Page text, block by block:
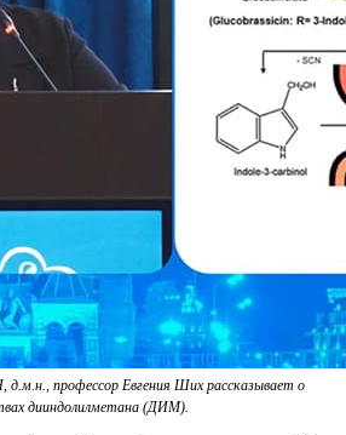
д.м.н., профессор Евгения Ших рассказывает о
дииндолилметана (ДИМ).